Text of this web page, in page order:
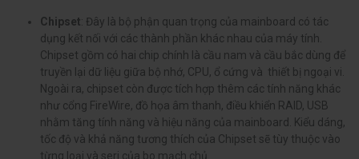
Chipset: Đây là bộ phận quan trọng của mainboard có tác
dụng kết nối với các thành phần khác nhau của máy tính.
Chipset gồm có hai chip chính là cầu nam và cầu bắc dùng để
truyền lại dữ liệu giữa bộ nhớ, CPU, ổ cứng và thiết bị ngoại vi.
Ngoài ra, chipset còn được tích hợp thêm các tính năng khác
như cổng FireWire, đồ họa âm thanh, điều khiển RAID, USB
nhằm tăng tính năng và hiệu năng của mainboard. Kiểu dáng,
tốc độ và khả năng tương thích của Chipset sẽ tùy thuộc vào
từng loại và seri của bo mạch chủ.